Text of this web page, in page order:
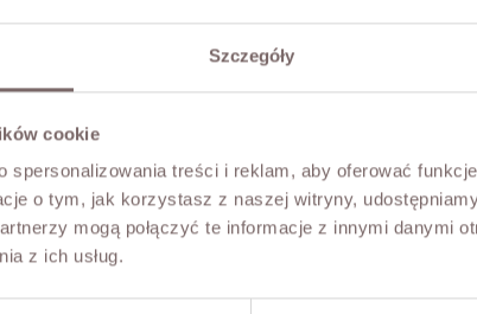
Szczegóły
cookie
spersonalizowania treści i reklam, aby oferować
o tym, jak korzystasz z naszej witryny,
mogą połączyć te informacje z innymi danymi
z ich usług.